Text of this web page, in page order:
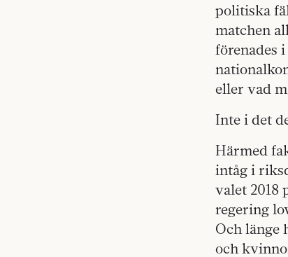
politiska
matchen
förenades
eller vad
Inte i det
Härmed
intåg i
valet 2018
regering
Och länge
och